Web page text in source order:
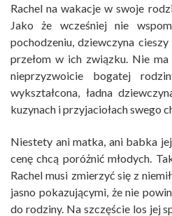
Rachel na wakacje w swoje
Jako że wcześniej nie
pochodzeniu, dziewczyna
przełom w ich związku. Nie
nieprzyzwoicie bogatej
wykształcona, ładna
kuzynach i przyjaciołach swego
Niestety ani matka, ani babka
cenę chcą poróżnić młodych.
Rachel musi zmierzyć się z
jasno pokazującymi, że nie
do rodziny. Na szczęście los jej